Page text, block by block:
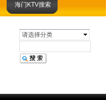
海门KTV搜索
请选择分类